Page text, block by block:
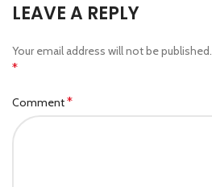
LEAVE A REPLY
Your email address will not be published.
*
Comment*